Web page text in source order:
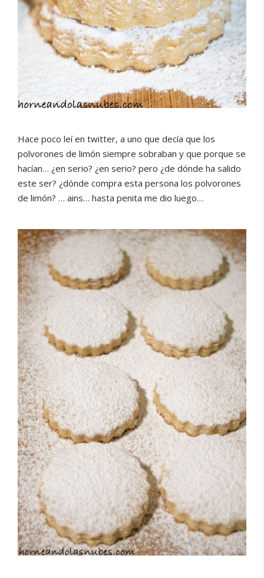
Hace poco leí en twitter, a uno que decía que los
polvorones de limón siempre sobraban y que porque se
hacían… ¿en serio? ¿en serio? pero ¿de dónde ha salido
este ser? ¿dónde compra esta persona los polvorones
de limón? … ains… hasta penita me dio luego…